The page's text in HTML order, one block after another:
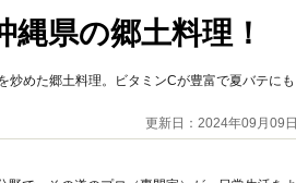
県の郷土料理！
めた郷土料理。ビタミンCが豊富で夏バテにも
更新日：2024年09月09日